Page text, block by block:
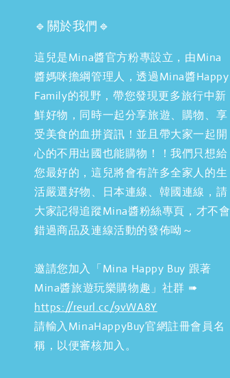
🔹關於我們🔹
這兒是Mina醬官方粉專設立，由Mina
醬媽咪擔綱管理人，透過Mina醬Happy
Family的視野，帶您發現更多旅行中新
鮮好物，同時一起分享旅遊、購物、享
受美食的血拼資訊！並且帶大家一起開
心的不用出國也能購物！！我們只想給
您最好的，這兒將會有許多全家人的生
活嚴選好物、日本連線、韓國連線，請
大家記得追蹤Mina醬粉絲專頁，才不會
錯過商品及連線活動的發佈呦～
邀請您加入「Mina Happy Buy 跟著
Mina醬旅遊玩樂購物趣」社群 ➠
https://reurl.cc/9vWA8Y
請輸入MinaHappyBuy官網註冊會員名
稱，以便審核加入。